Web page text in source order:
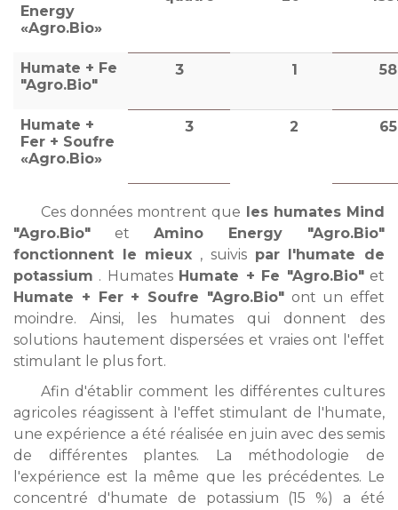
Energy
«Agro.Bio»
Humate + Fe
"Agro.Bio"
3 1
Humate +
Fer + Soufre
«Agro.Bio»
3 2
Ces données montrent que
les humates Mind
"Agro.Bio" et Amino Energy "Agro.Bio"
fonctionnent le mieux , suivis par l'humate de
potassium . Humates Humate + Fe "Agro.Bio"et
Humate + Fer + Soufre "Agro.Bio"ont un effet
moindre. Ainsi, les humates qui donnent des
solutions hautement dispersées et vraies ont l'effet
stimulant le plus fort.
Afin d'établir comment les différentes cultures
agricoles réagissent à l'effet stimulant de l'humate,
une expérience a été réalisée en juin avec des semis
de différentes plantes. La méthodologie de
l'expérience est la même que les précédentes. Le
concentré d'humate de potassium (15 %) a été